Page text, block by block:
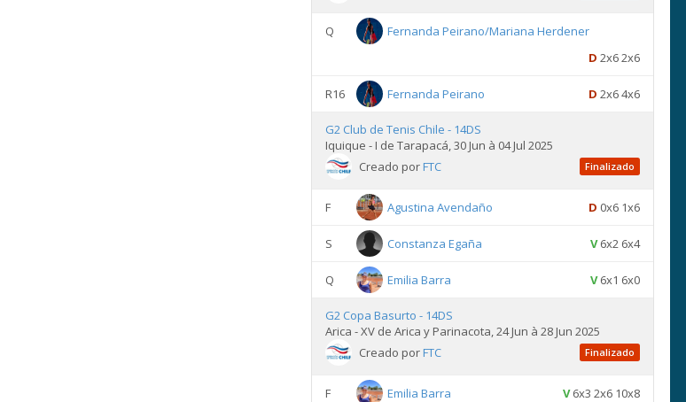
Q
Fernanda Peirano/Mariana Herdener
D 2x6 2x6
R16 Fernanda Peirano D 2x6 4x6
G2 Club de Tenis Chile - 14DS
Iquique - I de Tarapacá, 30 Jun à 04 Jul 2025
Creado porFTC Finalizado
F Agustina Avendaño D 0x6 1x6
S Constanza Egaña V6x2 6x4
Q Emilia Barra V6x1 6x0
G2 Copa Basurto - 14DS
Arica - XV de Arica y Parinacota, 24 Jun à 28 Jun 2025
Creado porFTC Finalizado
F Emilia Barra V6x3 2x6 10x8